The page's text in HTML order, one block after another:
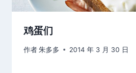
鸡蛋们
作者朱多多 2014 年 3 月 30 日